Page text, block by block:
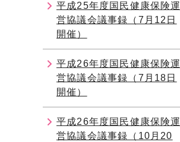
平成25年度国民健康保険運
営協議会議事録（7月12日
開催）
平成26年度国民健康保険運
営協議会議事録（7月18日
開催）
平成26年度国民健康保険運
営協議会議事録（10月20